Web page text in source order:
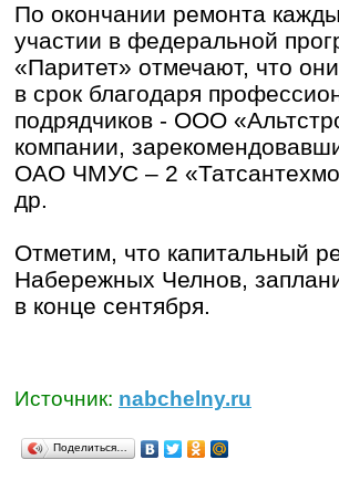
По окончании ремонта
участии в федеральной
«Паритет» отмечают, что
в срок благодаря
подрядчиков - ООО
компании,
ОАО ЧМУС – 2
др.
Отметим, что капитальный
Набережных Челнов,
в конце сентября.
Источник: nabchelny.ru
Поделиться…